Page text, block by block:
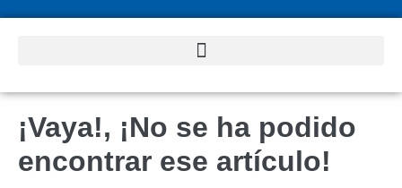
¡Vaya!, ¡No se ha podido
encontrar ese artículo!